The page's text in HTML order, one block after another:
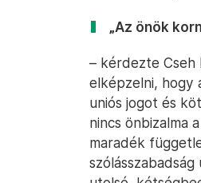
„Az önök
– kérdezte Cseh
elképzelni, hogy
uniós jogot és
nincs önbizalma
maradék